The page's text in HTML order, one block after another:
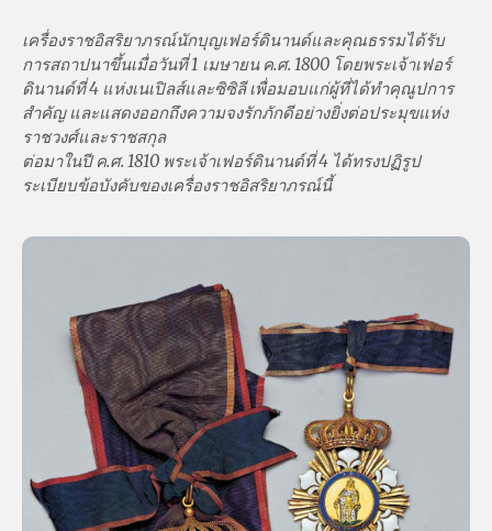
เครื่องราชอิสริยาภรณ์นักบุญเฟอร์ดินานด์และคุณธรรมได้รับ
การสถาปนาขึ้นเมื่อวันที่ 1 เมษายน ค.ศ. 1800 โดยพระเจ้าเฟอร์
ดินานด์ที่ 4 แห่งเนเปิลส์และซิซิลี เพื่อมอบแก่ผู้ที่ได้ทำคุณูปการ
สำคัญ และแสดงออกถึงความจงรักภักดีอย่างยิ่งต่อประมุขแห่ง
ราชวงศ์และราชสกุล
ต่อมาในปี ค.ศ. 1810 พระเจ้าเฟอร์ดินานด์ที่ 4 ได้ทรงปฏิรูป
ระเบียบข้อบังคับของเครื่องราชอิสริยาภรณ์นี้